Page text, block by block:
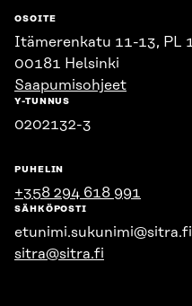
OSOITE
Itämerenkatu 11-13, PL
00181 Helsinki
Saapumisohjeet
Y-TUNNUS
0202132-3
PUHELIN
+358 294 618 991
SÄHKÖPOSTI
etunimi.sukunimi@sitra.fi
sitra@sitra.fi